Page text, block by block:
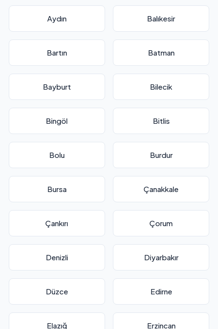
Aydın Balıkesir
Bartın Batman
Bayburt Bilecik
Bingöl Bitlis
Bolu Burdur
Bursa Çanakkale
Çankırı Çorum
Denizli Diyarbakır
Düzce Edirne
Elazığ Erzincan